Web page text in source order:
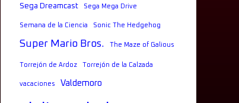
Sega Dreamcast Sega Mega Drive
Semana de la Ciencia Sonic The Hedgehog
Super Mario Bros. The Maze of Galious
Torrejón de Ardoz Torrejón de la Calzada
vacaciones Valdemoro